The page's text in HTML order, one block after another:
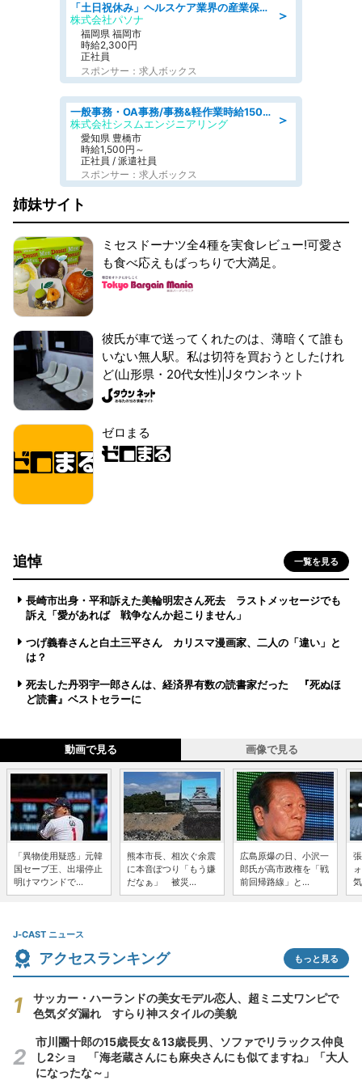
＞
「土日祝休み」ヘルスケア業界の産業保健師/高時給/未経験OK/要資格:保健師、正看護師
株式会社パソナ
福岡県 福岡市
時給2,300円
正社員
スポンサー：求人ボックス
＞
一般事務・OA事務/事務&軽作業時給1500円土日祝休み各種社保完備
株式会社シスムエンジニアリング
愛知県 豊橋市
時給1,500円～
正社員 / 派遣社員
スポンサー：求人ボックス
姉妹サイト
ミセスドーナツ全4種を実食レビュー!可愛さ
も食べ応えもばっちりで大満足。
彼氏が車で送ってくれたのは、薄暗くて誰も
いない無人駅。私は切符を買おうとしたけれ
ど(山形県・20代女性)|Jタウンネット
ゼロまる
追悼 一覧を見る
長崎市出身・平和訴えた美輪明宏さん死去 ラストメッセージでも
訴え「愛があれば 戦争なんか起こりません」
つげ義春さんと白土三平さん カリスマ漫画家、二人の「違い」と
は？
死去した丹羽宇一郎さんは、経済界有数の読書家だった 『死ぬほ
ど読書』ベストセラーに
動画で見る 画像で見る
「異物使用疑惑」元韓
国セーブ王、出場停止
明けマウンドで...
熊本市長、相次ぐ余震
に本音ぽつり「もう嫌
だなぁ」 被災...
広島原爆の日、小沢一
郎氏が高市政権を「戦
前回帰路線」と...
J-CAST ニュース
アクセスランキング もっと見る
サッカー・ハーランドの美女モデル恋人、超ミニ丈ワンピで
色気ダダ漏れ すらり神スタイルの美貌
市川團十郎の15歳長女＆13歳長男、ソファでリラックス仲良
し2ショ 「海老蔵さんにも麻央さんにも似てますね」「大人
になったな～」